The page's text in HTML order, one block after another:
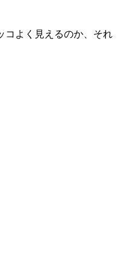
コよく見えるのか、それ